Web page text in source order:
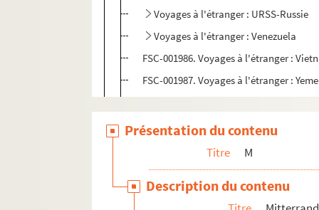
Voyages à l'étranger : URSS-Russie
Voyages à l'étranger : Venezuela
FSC-001986. Voyages à l'étranger :
FSC-001987. Voyages à l'étranger :
Voyages à l'étranger : Zaïre
Voyages à l'étranger : divers
Avec des personnalités
Divers
Présentation du contenu
Titre M
Description du contenu